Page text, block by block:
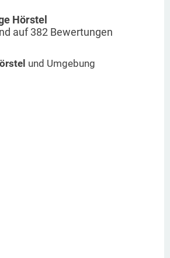
Hörstel
auf382 Bewertungen
und Umgebung